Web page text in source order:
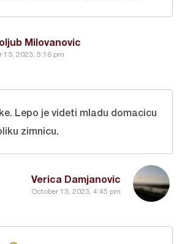
Milovanovic
13, 2023, 5:16 pm
Verica Damjanovic
October 13, 2023, 4:45 pm
Lepo je videti mladu domacicu
zimnicu.